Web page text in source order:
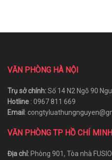
VĂN PHÒNG HÀ NỘI
Trụ sở chính:Số 14 N2 Ngõ 90
Hotline : 0967 811 669
Email :
VĂN PHÒNG TP HỒ CHÍ MINH
Địa chỉ: Phòng 901, Tòa nhà